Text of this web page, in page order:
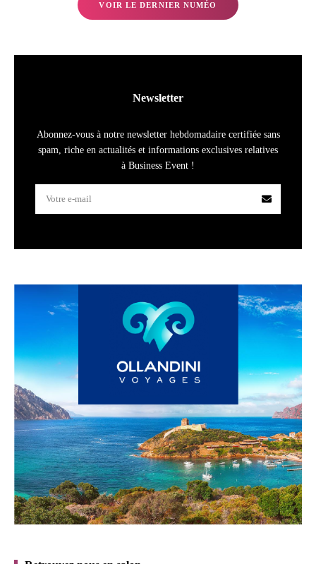
VOIR LE DERNIER NUMÉO
Newsletter
Abonnez-vous à notre newsletter hebdomadaire certifiée sans
spam, riche en actualités et informations exclusives relatives
à Business Event !